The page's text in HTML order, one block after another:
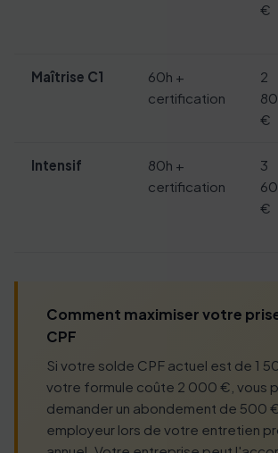
€
Maîtrise C1
60h +
certification
2
€
Intensif
80h +
certification
3
€
Comment maximiser votre
CPF
Si votre solde CPF actuel est de 1
votre formule coûte 2 000 €, vous
demander un abondement de 500
employeur lors de votre entretien